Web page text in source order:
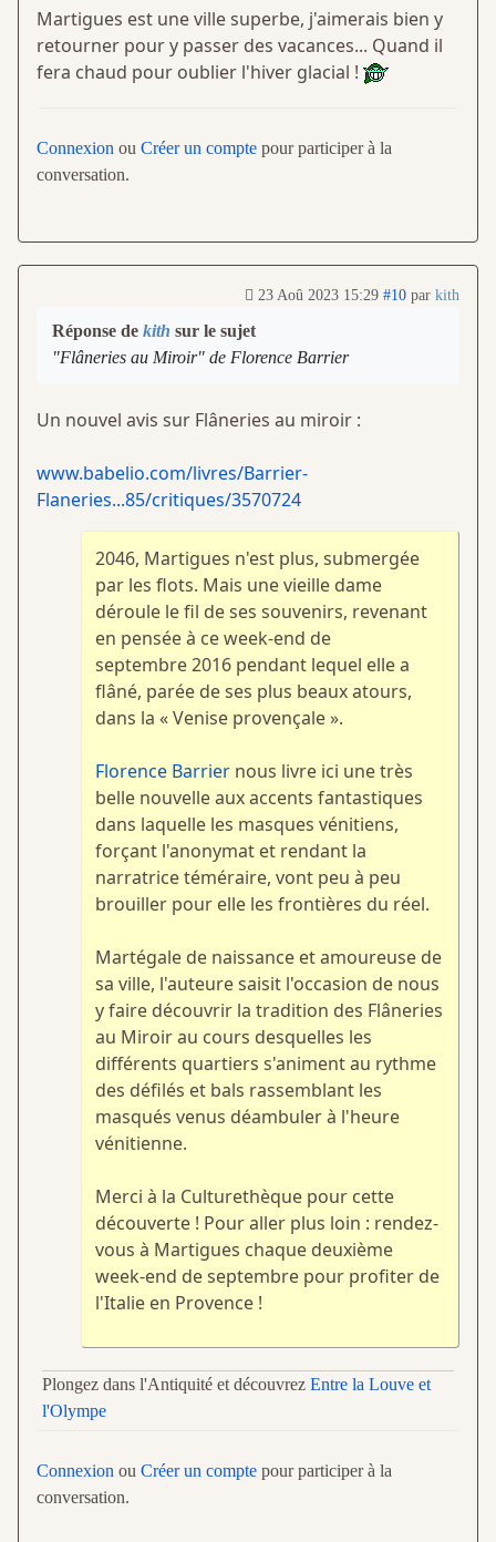
Martigues est une ville superbe, j'aimerais bien y
retourner pour y passer des vacances... Quand il
fera chaud pour oublier l'hiver glacial !
Connexion ou Créer un compte pour participer à la
conversation.
23 Aoû 2023 15:29 #10 par kith
Réponse de kith sur le sujet
"Flâneries au Miroir" de Florence Barrier
Un nouvel avis sur Flâneries au miroir :
www.babelio.com/livres/Barrier-
Flaneries...85/critiques/3570724
2046, Martigues n'est plus, submergée
par les flots. Mais une vieille dame
déroule le fil de ses souvenirs, revenant
en pensée à ce week­-end de
septembre 2016 pendant lequel elle a
flâné, parée de ses plus beaux atours,
dans la « Venise provençale ».
Florence Barrier nous livre ici une très
belle nouvelle aux accents fantastiques
dans laquelle les masques vénitiens,
forçant l'anonymat et rendant la
narratrice téméraire, vont peu à peu
brouiller pour elle les frontières du réel.
Martégale de naissance et amoureuse de
sa ville, l'auteure saisit l'occasion de nous
y faire découvrir la tradition des Flâneries
au Miroir au cours desquelles les
différents quartiers s'animent au rythme
des défilés et bals rassemblant les
masqués venus déambuler à l'heure
vénitienne.
Merci à la Culturethèque pour cette
découverte ! Pour aller plus loin : rendez-
vous à Martigues chaque deuxième
week-end de septembre pour profiter de
l'Italie en Provence !
Plongez dans l'Antiquité et découvrez Entre la Louve et
l'Olympe
Connexion ou Créer un compte pour participer à la
conversation.